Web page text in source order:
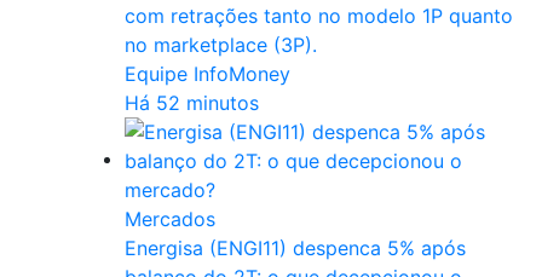
com retrações tanto no modelo 1P quanto
no marketplace (3P).
Equipe InfoMoney
Há 52 minutos
Mercados
Energisa (ENGI11) despenca 5% após